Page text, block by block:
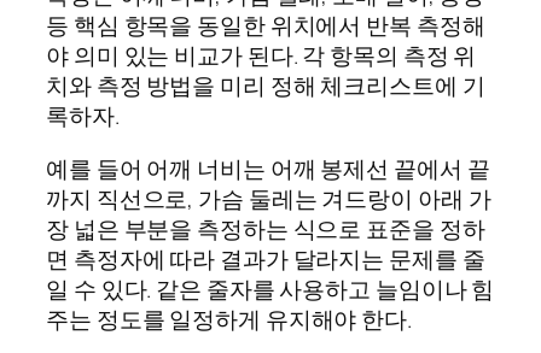
등 핵심 항목을 동일한 위치에서 반복 측정해
야 의미 있는 비교가 된다. 각 항목의 측정 위
치와 측정 방법을 미리 정해 체크리스트에 기
록하자.
예를 들어 어깨 너비는 어깨 봉제선 끝에서 끝
까지 직선으로, 가슴 둘레는 겨드랑이 아래 가
장 넓은 부분을 측정하는 식으로 표준을 정하
면 측정자에 따라 결과가 달라지는 문제를 줄
일 수 있다. 같은 줄자를 사용하고 늘임이나 힘
주는 정도를 일정하게 유지해야 한다.